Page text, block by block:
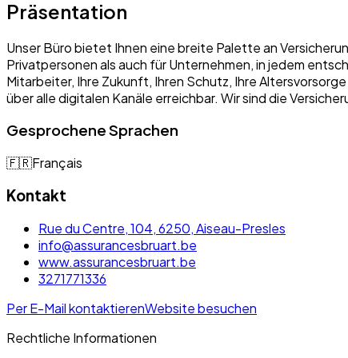
Präsentation
Unser Büro bietet Ihnen eine breite Palette an
Privatpersonen als auch für Unternehmen, in jedem
Mitarbeiter, Ihre Zukunft, Ihren Schutz, Ihre
über alle digitalen Kanäle erreichbar. Wir sind die
Gesprochene Sprachen
🇫🇷Français
Kontakt
Rue du Centre, 104, 6250, Aiseau-Presles
info@assurancesbruart.be
www.assurancesbruart.be
3271771336
Per E-Mail kontaktierenWebsite besuchen
Rechtliche Informationen